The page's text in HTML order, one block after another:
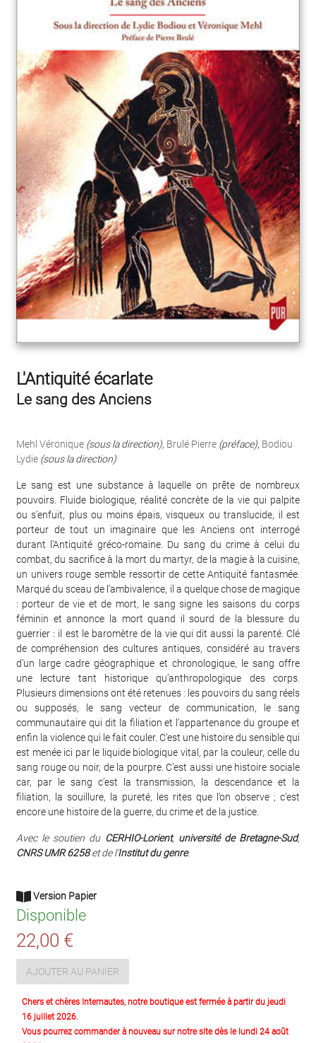
L'Antiquité écarlate
Le sang des Anciens
Mehl Véronique (sous la direction), Brulé Pierre (préface), Bodiou
Lydie (sous la direction)
Le sang est une substance à laquelle on prête de nombreux
pouvoirs. Fluide biologique, réalité concrète de la vie qui palpite
ou s’enfuit, plus ou moins épais, visqueux ou translucide, il est
porteur de tout un imaginaire que les Anciens ont interrogé
durant l’Antiquité gréco-romaine. Du sang du crime à celui du
combat, du sacrifice à la mort du martyr, de la magie à la cuisine,
un univers rouge semble ressortir de cette Antiquité fantasmée.
Marqué du sceau de l’ambivalence, il a quelque chose de magique
: porteur de vie et de mort, le sang signe les saisons du corps
féminin et annonce la mort quand il sourd de la blessure du
guerrier : il est le baromètre de la vie qui dit aussi la parenté. Clé
de compréhension des cultures antiques, considéré au travers
d’un large cadre géographique et chronologique, le sang offre
une lecture tant historique qu’anthropologique des corps.
Plusieurs dimensions ont été retenues : les pouvoirs du sang réels
ou supposés, le sang vecteur de communication, le sang
communautaire qui dit la filiation et l’appartenance du groupe et
enfin la violence qui le fait couler. C’est une histoire du sensible qui
est menée ici par le liquide biologique vital, par la couleur, celle du
sang rouge ou noir, de la pourpre. C’est aussi une histoire sociale
car, par le sang c’est la transmission, la descendance et la
filiation, la souillure, la pureté, les rites que l’on observe ; c’est
encore une histoire de la guerre, du crime et de la justice.
Avec le soutien du CERHIO-Lorient, université de Bretagne-Sud,
CNRS UMR 6258et de l'Institut du genre.
Version Papier
Disponible
22,00 €
AJOUTER AU PANIER
Chers et chères Internautes, notre boutique est fermée à partir du jeudi
16 juillet 2026.
Vous pourrez commander à nouveau sur notre site dès le lundi 24 août